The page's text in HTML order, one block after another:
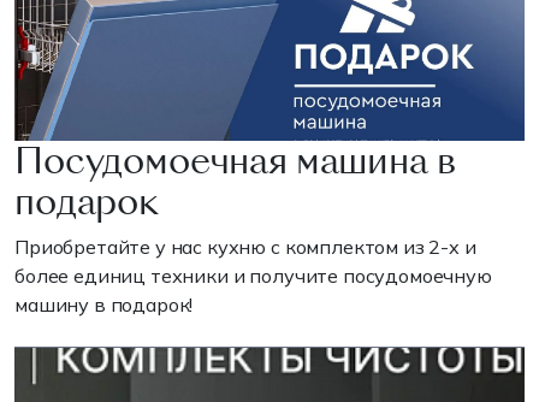
Посудомоечная машина в
подарок
Приобретайте у нас кухню с комплектом из 2-х и
более единиц техники и получите посудомоечную
машину в подарок!